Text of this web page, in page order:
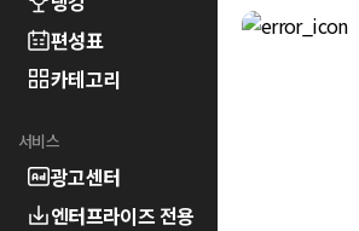
편성표
카테고리
서비스
광고센터
엔터프라이즈 전용